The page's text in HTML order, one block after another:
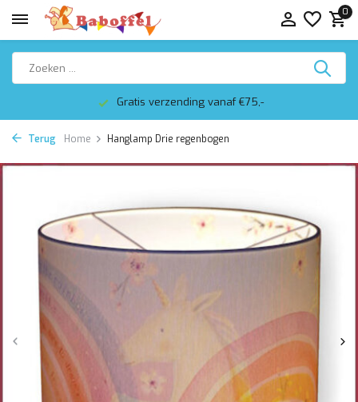
0
Gratis verzending vanaf €75,-
Terug Home Hanglamp Drie regenbogen